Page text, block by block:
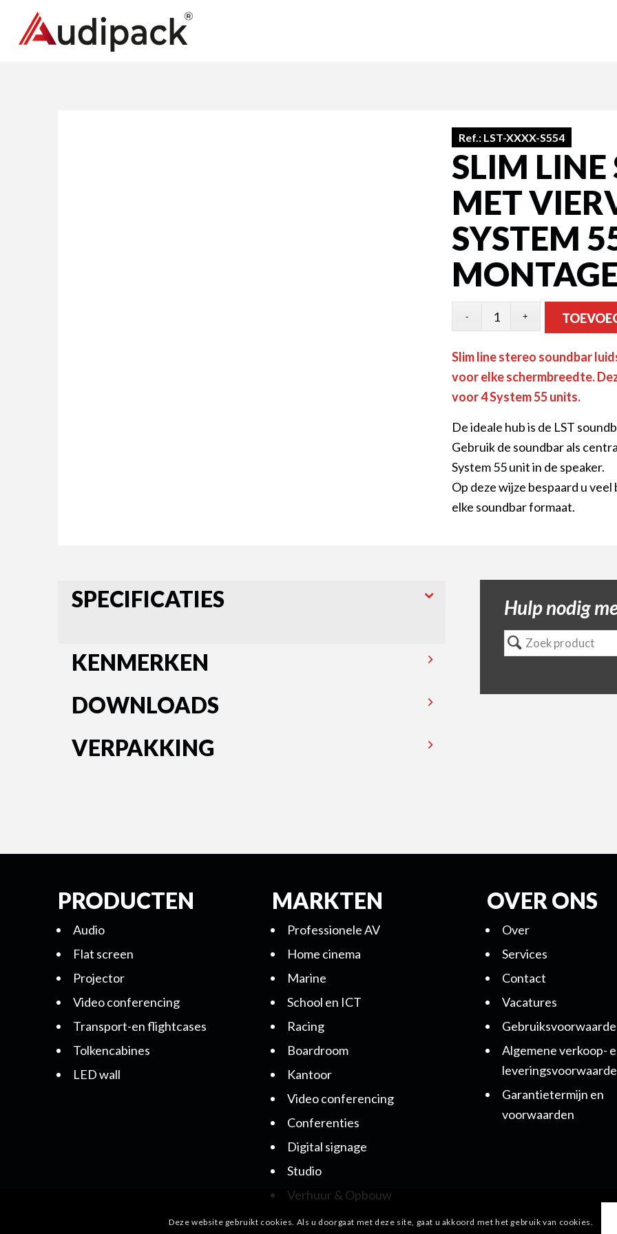
Ref.: LST-XXXX-S554
SLIM
MET
SYSTEM
Slim line stereo soundbar
voor elke schermbreedte.
voor 4 System 55 units.
De ideale hub is de LST
Gebruik de soundbar als
System 55 unit in de speaker.
Op deze wijze bespaard u
elke soundbar formaat.
SPECIFICATIES
KENMERKEN
DOWNLOADS
VERPAKKING
Hulp nodig
PRODUCTEN
Audio
Flat screen
Projector
Video conferencing
Transport-en flightcases
Tolkencabines
LED wall
MARKTEN
Professionele AV
Home cinema
Marine
School en ICT
Racing
Boardroom
Kantoor
Video conferencing
Conferenties
Digital signage
Studio
Verhuur & Opbouw
OVER ONS
Over
Services
Contact
Vacatures
Algemene verkoop-
Garantietermijn en
voorwaarden
Deze website gebruikt cookies. Als u doorgaat met deze site, gaat u akkoord met het gebruik van cookies.